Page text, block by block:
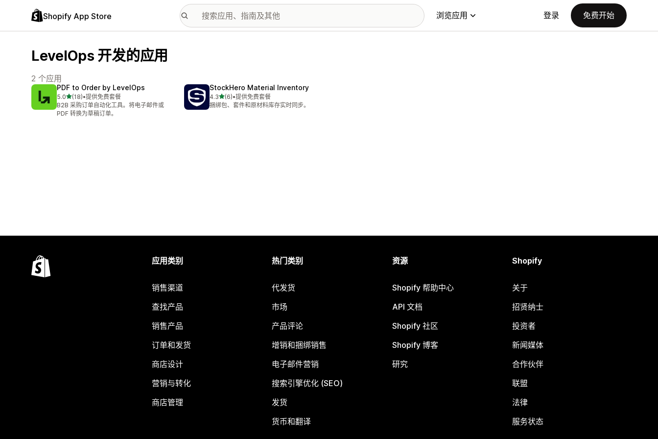
Shopify App Store 浏览应用 登录 免费开始
LevelOps 开发的应用
2 个应用
PDF to Order by LevelOps
5.0星（满分 5 星）
(18)
总共 18 条评论
•提供免费套餐
B2B 采购订单自动化工具。将电子邮件或
PDF 转换为草稿订单。
StockHero Material Inventory
4.3星（满分 5 星）
(6)
总共 6 条评论
•提供免费套餐
捆绑包、套件和原材料库存实时同步。
应用类别
销售渠道
查找产品
销售产品
订单和发货
商店设计
营销与转化
商店管理
热门类别
代发货
市场
产品评论
增销和捆绑销售
电子邮件营销
搜索引擎优化 (SEO)
发货
货币和翻译
资源
Shopify 帮助中心
API 文档
Shopify 社区
Shopify 博客
研究
Shopify
关于
招贤纳士
投资者
新闻媒体
合作伙伴
联盟
法律
服务状态